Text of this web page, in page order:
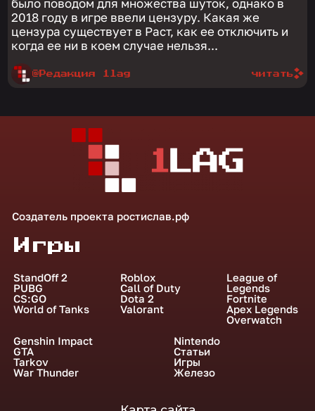
2018 году в игре ввели цензуру. Какая же
цензура существует в Раст, как ее отключить и
когда ее ни в коем случае нельзя...
@Редакция 1lag читать
Создатель проекта ростислав.рф
Игры
StandOff 2
PUBG
CS:GO
World of Tanks
Roblox
Call of Duty
Dota 2
Valorant
League of
Legends
Fortnite
Apex Legends
Overwatch
Genshin Impact
GTA
Tarkov
War Thunder
Nintendo
Статьи
Игры
Железо